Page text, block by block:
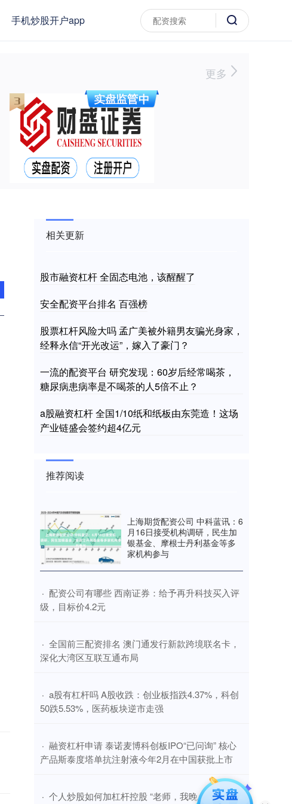
手机炒股开户app
更多
相关更新
股市融资杠杆 全固态电池，该醒醒了
安全配资平台排名 百强榜
股票杠杆风险大吗 孟广美被外籍男友骗光身家，
经释永信“开光改运”，嫁入了豪门？
一流的配资平台 研究发现：60岁后经常喝茶，
糖尿病患病率是不喝茶的人5倍不止？
a股融资杠杆 全国1/10纸和纸板由东莞造！这场
产业链盛会签约超4亿元
推荐阅读
上海期货配资公司 中科蓝讯：6
月16日接受机构调研，民生加
银基金、摩根士丹利基金等多
家机构参与
· ​配资公司有哪些 西南证券：给予再升科技买入评
级，目标价4.2元
· ​全国前三配资排名 澳门通发行新款跨境联名卡，
深化大湾区互联互通布局
· ​a股有杠杆吗 A股收跌：创业板指跌4.37%，科创
50跌5.53%，医药板块逆市走强
· ​融资杠杆申请 泰诺麦博科创板IPO“已问询” 核心
产品斯泰度塔单抗注射液今年2月在中国获批上市
· ​个人炒股如何加杠杆控股 “老师，我晚点到，救个